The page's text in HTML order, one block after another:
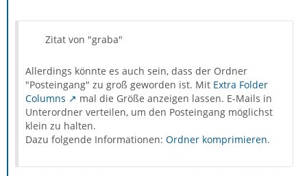
Zitat von "graba"
Allerdings könnte es auch sein, dass der Ordner
"Posteingang" zu groß geworden ist. Mit Extra Folder
Columns
mal die Größe anzeigen lassen. E-Mails in
Unterordner verteilen, um den Posteingang möglichst
klein zu halten.
Dazu folgende Informationen: Ordner komprimieren.